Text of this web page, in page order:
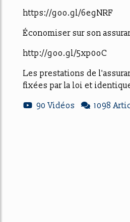
https://goo.gl/6egNRF
Économiser sur son
http://goo.gl/5xp0oC
Les prestations de
fixées par la loi et
90 Vidéos
1098